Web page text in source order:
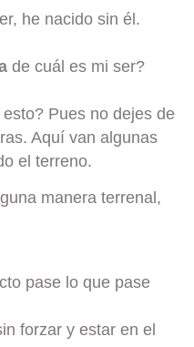
he nacido sin él.
de cuál es mi ser?
Pues no dejes de
Aquí van algunas
el terreno.
manera terrenal,
pase lo que pase
forzar y estar en el